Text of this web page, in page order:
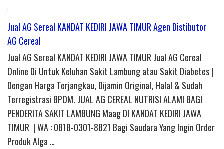
Jual AG Sereal KANDAT KEDIRI JAWA TIMUR Agen Distibutor
AG Cereal
Jual AG Sereal KANDAT KEDIRI JAWA TIMUR Jual AG Cereal
Online Di Untuk Keluhan Sakit Lambung atau Sakit Diabetes |
Dengan Harga Terjangkau, Dijamin Original, Halal & Sudah
Terregistrasi BPOM. JUAL AG CEREAL NUTRISI ALAMI BAGI
PENDERITA SAKIT LAMBUNG Maag DI KANDAT KEDIRI JAWA
TIMUR | WA : 0818-0301-8821 Bagi Saudara Yang Ingin Order
Produk Alga …